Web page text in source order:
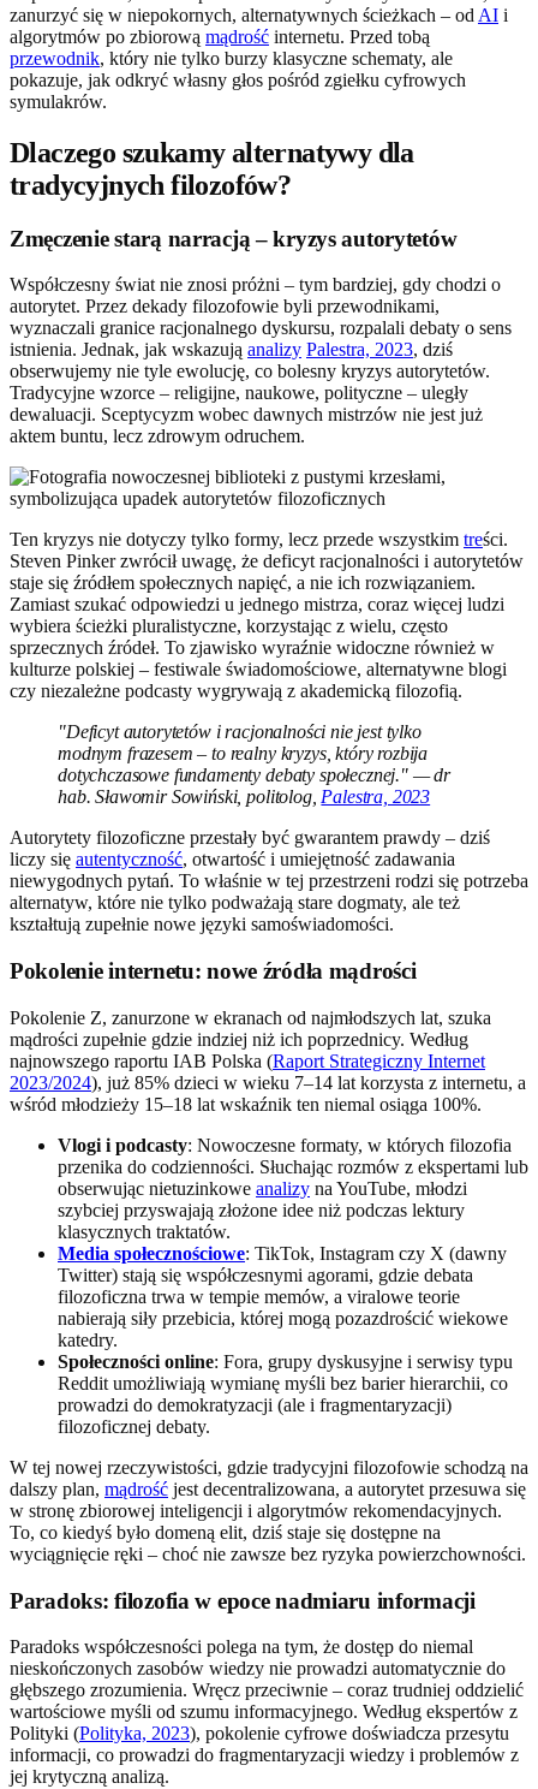
zanurzyć się w niepokornych, alternatywnych ścieżkach – od AI i
algorytmów po zbiorową mądrość internetu. Przed tobą
przewodnik, który nie tylko burzy klasyczne schematy, ale
pokazuje, jak odkryć własny głos pośród zgiełku cyfrowych
symulakrów.
Dlaczego szukamy alternatywy dla
tradycyjnych filozofów?
Zmęczenie starą narracją – kryzys autorytetów
Współczesny świat nie znosi próżni – tym bardziej, gdy chodzi o
autorytet. Przez dekady filozofowie byli przewodnikami,
wyznaczali granice racjonalnego dyskursu, rozpalali debaty o sens
istnienia. Jednak, jak wskazują analizy Palestra, 2023, dziś
obserwujemy nie tyle ewolucję, co bolesny kryzys autorytetów.
Tradycyjne wzorce – religijne, naukowe, polityczne – uległy
dewaluacji. Sceptycyzm wobec dawnych mistrzów nie jest już
aktem buntu, lecz zdrowym odruchem.
Ten kryzys nie dotyczy tylko formy, lecz przede wszystkim treści.
Steven Pinker zwrócił uwagę, że deficyt racjonalności i autorytetów
staje się źródłem społecznych napięć, a nie ich rozwiązaniem.
Zamiast szukać odpowiedzi u jednego mistrza, coraz więcej ludzi
wybiera ścieżki pluralistyczne, korzystając z wielu, często
sprzecznych źródeł. To zjawisko wyraźnie widoczne również w
kulturze polskiej – festiwale świadomościowe, alternatywne blogi
czy niezależne podcasty wygrywają z akademicką filozofią.
"Deficyt autorytetów i racjonalności nie jest tylko
modnym frazesem – to realny kryzys, który rozbija
dotychczasowe fundamenty debaty społecznej." — dr
hab. Sławomir Sowiński, politolog, Palestra, 2023
Autorytety filozoficzne przestały być gwarantem prawdy – dziś
liczy się autentyczność, otwartość i umiejętność zadawania
niewygodnych pytań. To właśnie w tej przestrzeni rodzi się potrzeba
alternatyw, które nie tylko podważają stare dogmaty, ale też
kształtują zupełnie nowe języki samoświadomości.
Pokolenie internetu: nowe źródła mądrości
Pokolenie Z, zanurzone w ekranach od najmłodszych lat, szuka
mądrości zupełnie gdzie indziej niż ich poprzednicy. Według
najnowszego raportu IAB Polska (Raport Strategiczny Internet
2023/2024), już 85% dzieci w wieku 7–14 lat korzysta z internetu, a
wśród młodzieży 15–18 lat wskaźnik ten niemal osiąga 100%.
Vlogi i podcasty: Nowoczesne formaty, w których filozofia
przenika do codzienności. Słuchając rozmów z ekspertami lub
obserwując nietuzinkowe analizy na YouTube, młodzi
szybciej przyswajają złożone idee niż podczas lektury
klasycznych traktatów.
Media społecznościowe: TikTok, Instagram czy X (dawny
Twitter) stają się współczesnymi agorami, gdzie debata
filozoficzna trwa w tempie memów, a viralowe teorie
nabierają siły przebicia, której mogą pozazdrościć wiekowe
katedry.
Społeczności online: Fora, grupy dyskusyjne i serwisy typu
Reddit umożliwiają wymianę myśli bez barier hierarchii, co
prowadzi do demokratyzacji (ale i fragmentaryzacji)
filozoficznej debaty.
W tej nowej rzeczywistości, gdzie tradycyjni filozofowie schodzą na
dalszy plan, mądrość jest decentralizowana, a autorytet przesuwa się
w stronę zbiorowej inteligencji i algorytmów rekomendacyjnych.
To, co kiedyś było domeną elit, dziś staje się dostępne na
wyciągnięcie ręki – choć nie zawsze bez ryzyka powierzchowności.
Paradoks: filozofia w epoce nadmiaru informacji
Paradoks współczesności polega na tym, że dostęp do niemal
nieskończonych zasobów wiedzy nie prowadzi automatycznie do
głębszego zrozumienia. Wręcz przeciwnie – coraz trudniej oddzielić
wartościowe myśli od szumu informacyjnego. Według ekspertów z
Polityki (Polityka, 2023), pokolenie cyfrowe doświadcza przesytu
informacji, co prowadzi do fragmentaryzacji wiedzy i problemów z
jej krytyczną analizą.